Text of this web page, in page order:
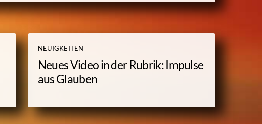
NEUIGKEITEN
Neues Video in der Rubrik: Impulse
aus Glauben